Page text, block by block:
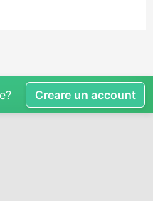
Creare un account